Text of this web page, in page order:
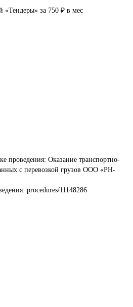
«Тендеры» за 750 ₽ в мес
проведения: Оказание транспортно-
с перевозкой грузов ООО «РН-
procedures/11148286